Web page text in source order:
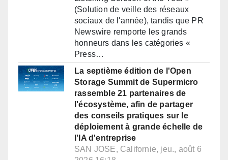
(Solution de veille des réseaux
sociaux de l'année), tandis que PR
Newswire remporte les grands
honneurs dans les catégories «
Press…
La septième édition de l'Open
Storage Summit de Supermicro
rassemble 21 partenaires de
l'écosystème, afin de partager
des conseils pratiques sur le
déploiement à grande échelle de
l'IA d'entreprise
SAN JOSE, Californie, jeu., août 6